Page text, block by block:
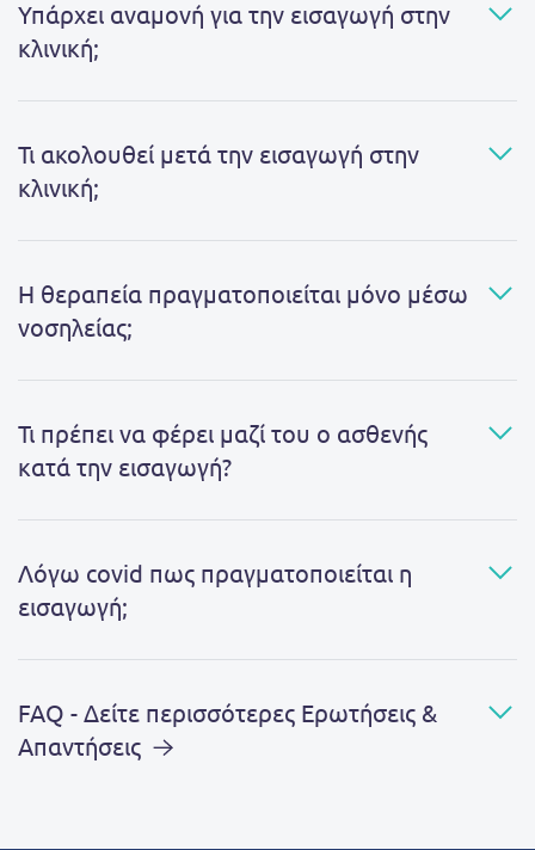
Υπάρχει αναμονή για την εισαγωγή στην
κλινική;
Τι ακολουθεί μετά την εισαγωγή στην
κλινική;
Η θεραπεία πραγματοποιείται μόνο μέσω
νοσηλείας;
Τι πρέπει να φέρει μαζί του ο ασθενής
κατά την εισαγωγή?
Λόγω covid πως πραγματοποιείται η
εισαγωγή;
FAQ - Δείτε περισσότερες Ερωτήσεις &
Απαντήσεις